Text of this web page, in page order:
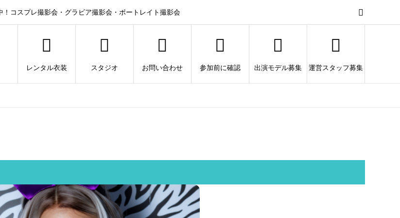
コスプレ撮影会・グラビア撮影会・ポートレイト撮影会
レンタル衣装 スタジオ お問い合わせ 参加前に確認 出演モデル募集 運営スタッフ募集